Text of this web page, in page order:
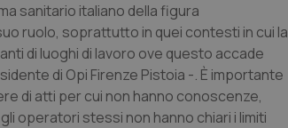
sanitario italiano della figura
ruolo, soprattutto in quei contesti in cui la
di luoghi di lavoro ove questo accade
di Opi Firenze Pistoia -. È importante
di atti per cui non hanno conoscenze,
operatori stessi non hanno chiari i limiti